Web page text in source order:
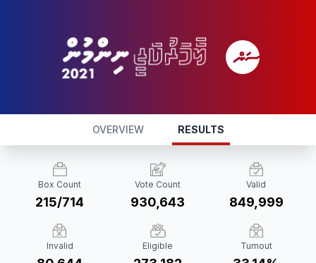
RESULTS
OVERVIEW
Box Count
215/714
Vote Count
930,643
Valid
849,999
Invalid Eligible Turnout